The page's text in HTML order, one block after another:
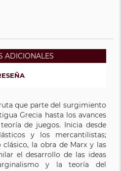
ADICIONALES
que parte del surgimiento
Grecia hasta los avances
de juegos. Inicia desde
y los mercantilistas;
la obra de Marx y las
el desarrollo de las ideas
y la teoría del